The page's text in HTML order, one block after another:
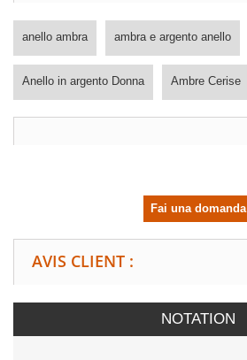
anello ambra ambra e argento anello
Anello in argento Donna Ambre Cerise
Fai una domanda
AVIS CLIENT :
NOTATION